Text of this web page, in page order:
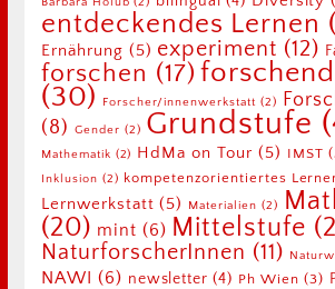
entdeckendes Lernen
Ernährung (5) experiment (12)
forschen (17)
(30) Forscher/innenwerkstatt(2)
(8) Gender (2) Grundstufe
Mathematik (2) HdMa on Tour (5) IMST
Inklusion (2) kompetenzorientiertes
Lernwerkstatt (5) Materialien (2)
(20) mint (6) Mittelstufe
NaturforscherInnen (11)
NAWI (6) newsletter (4) Ph Wien (3)